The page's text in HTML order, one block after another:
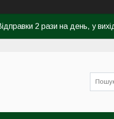
2 рази на день, у